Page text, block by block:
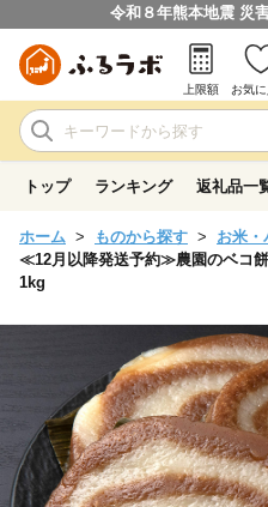
令和８年熊本地震 災
上限額 お気に
トップ ランキング 返礼品一
ホーム ものから探す お米・
≪12月以降発送予約≫農園のベコ
1kg